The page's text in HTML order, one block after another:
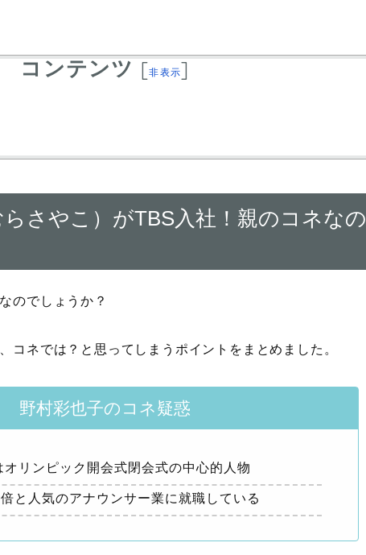
コンテンツ [非表示]
さやこ）がTBS入社！親のコネなの
のでしょうか？
コネでは？と思ってしまうポイントをまとめました。
野村彩也子のコネ疑惑
オリンピック開会式閉会式の中心的人物
と人気のアナウンサー業に就職している